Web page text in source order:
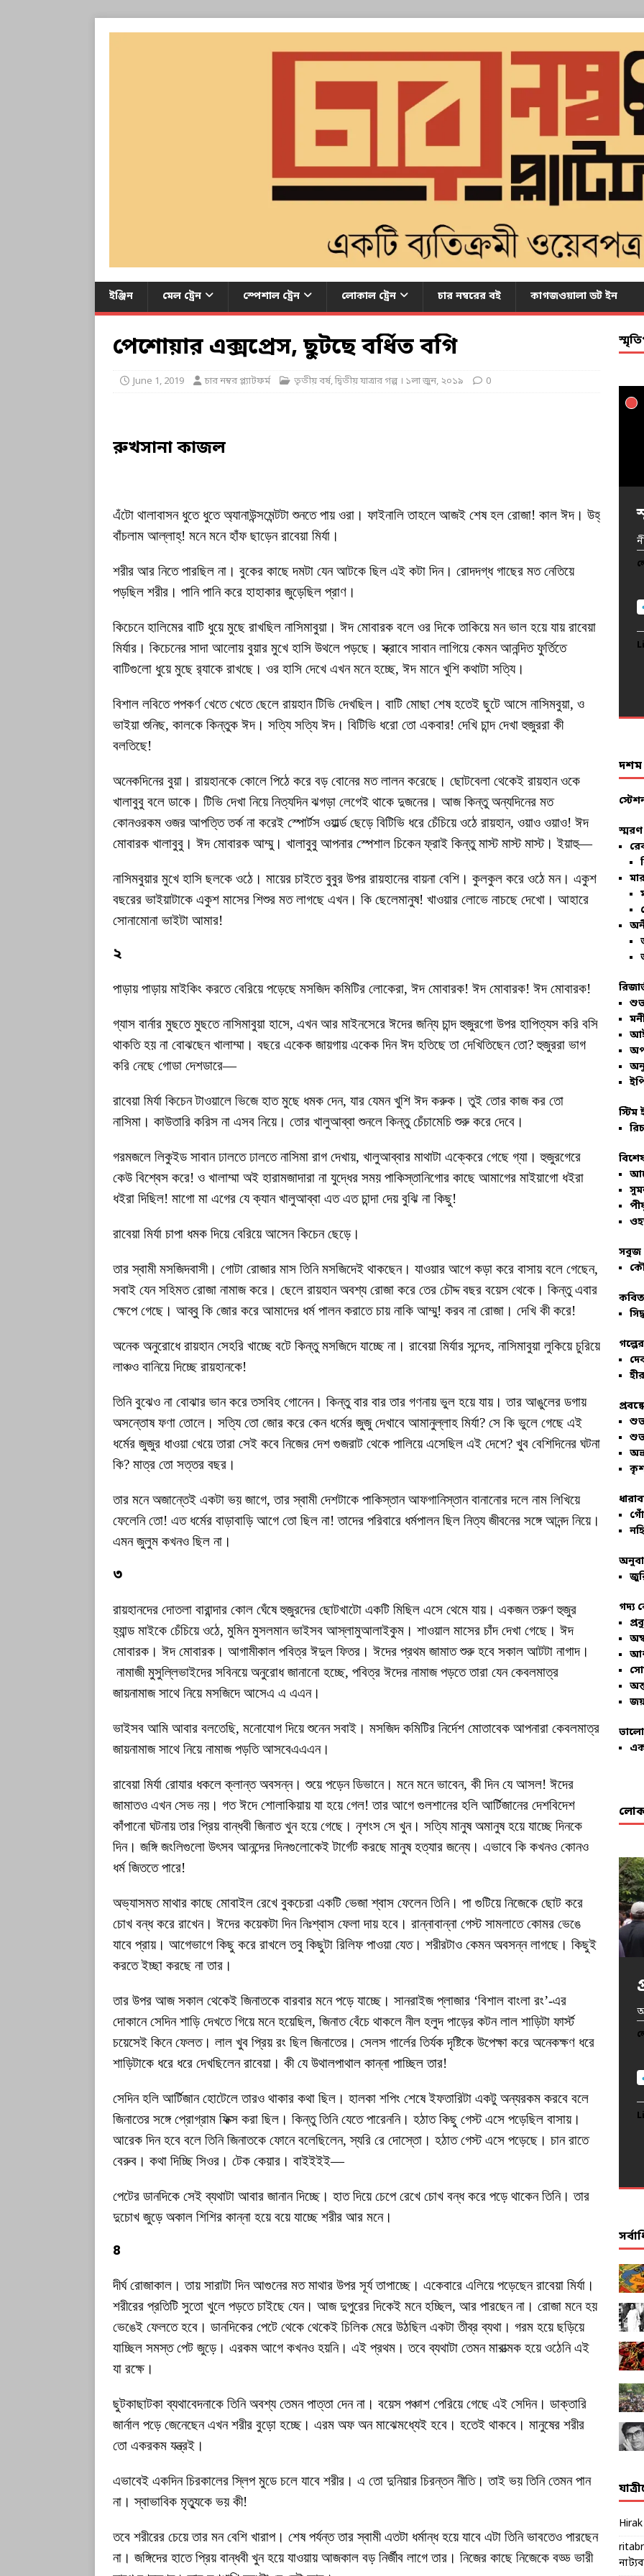
ইঞ্জিন মেল ট্রেন স্পেশাল ট্রেন লোকাল ট্রেন চার নম্বরের বই কাগজওয়ালা ডট ইন
পেশোয়ার এক্সপ্রেস, ছুটছে বর্ধিত বগি
June 1, 2019 চার নম্বর প্ল্যাটফর্ম তৃতীয় বর্ষ, দ্বিতীয় যাত্রার গল্প । ১লা জুন, ২০১৯ 0
রুখসানা কাজল
এঁটো থালাবাসন ধুতে ধুতে অ্যানাউন্সমেন্টটা শুনতে পায় ওরা। ফাইনালি তাহলে আজই শেষ হল রোজা! কাল ঈদ। উহ্‌
বাঁচলাম আল্লাহ্‌! মনে মনে হাঁফ ছাড়েন রাবেয়া মির্যা।
শরীর আর নিতে পারছিল না। বুকের কাছে দমটা যেন আটকে ছিল এই কটা দিন। রোদদগ্ধ গাছের মত নেতিয়ে
পড়ছিল শরীর। পানি পানি করে হাহাকার জুড়েছিল প্রাণ।
কিচেনে হালিমের বাটি ধুয়ে মুছে রাখছিল নাসিমাবুয়া। ঈদ মোবারক বলে ওর দিকে তাকিয়ে মন ভাল হয়ে যায় রাবেয়া
মির্যার। কিচেনের সাদা আলোয় বুয়ার মুখে হাসি উথলে পড়ছে। স্ক্রাবে সাবান লাগিয়ে কেমন আনন্দিত ফুর্তিতে
বাটিগুলো ধুয়ে মুছে র‍্যাকে রাখছে। ওর হাসি দেখে এখন মনে হচ্ছে, ঈদ মানে খুশি কথাটা সত্যি।
বিশাল লবিতে পপকর্ণ খেতে খেতে ছেলে রায়হান টিভি দেখছিল। বাটি মোছা শেষ হতেই ছুটে আসে নাসিমবুয়া, ও
ভাইয়া শুনিছ, কালকে কিন্তুক ঈদ। সত্যি সত্যি ঈদ। বিটিভি ধরো তো একবার! দেখি চান্দ দেখা হুজুররা কী
বলতিছে!
অনেকদিনের বুয়া। রায়হানকে কোলে পিঠে করে বড় বোনের মত লালন করেছে। ছোটবেলা থেকেই রায়হান ওকে
খালাবুবু বলে ডাকে। টিভি দেখা নিয়ে নিত্যদিন ঝগড়া লেগেই থাকে দুজনের। আজ কিন্তু অন্যদিনের মত
কোনওরকম ওজর আপত্তি তর্ক না করেই স্পোর্টস ওয়ার্ল্ড ছেড়ে বিটিভি ধরে চেঁচিয়ে ওঠে রায়হান, ওয়াও ওয়াও! ঈদ
মোবারক খালাবুবু। ঈদ মোবারক আম্মু। খালাবুবু আপনার স্পেশাল চিকেন ফ্রাই কিন্তু মাস্ট মাস্ট মাস্ট। ইয়াহু—
নাসিমবুয়ার মুখে হাসি ছলকে ওঠে। মায়ের চাইতে বুবুর উপর রায়হানের বায়না বেশি। কুলকুল করে ওঠে মন। একুশ
বছরের ভাইয়াটাকে একুশ মাসের শিশুর মত লাগছে এখন। কি ছেলেমানুষ! খাওয়ার লোভে নাচছে দেখো। আহারে
সোনামোনা ভাইটা আমার!
২
পাড়ায় পাড়ায় মাইকিং করতে বেরিয়ে পড়েছে মসজিদ কমিটির লোকেরা, ঈদ মোবারক! ঈদ মোবারক! ঈদ মোবারক!
গ্যাস বার্নার মুছতে মুছতে নাসিমাবুয়া হাসে, এখন আর মাইনসেরে ঈদের জন্যি চান্দ হুজুরগো উপর হাপিত্যস করি বসি
থাকতি হয় না বোঝছেন খালাম্মা। বছরে একেক জায়গায় একেক দিন ঈদ হতিছে তা দেখিতিছেন তো? হুজুররা ভাগ
করি নেছে গোডা দেশডারে—
রাবেয়া মির্যা কিচেন টাওয়ালে ভিজে হাত মুছে ধমক দেন, যার যেমন খুশি ঈদ করুক। তুই তোর কাজ কর তো
নাসিমা। কাউতারি করিস না এসব নিয়ে। তোর খালুআব্বা শুনলে কিন্তু চেঁচামেচি শুরু করে দেবে।
গরমজলে লিকুইড সাবান ঢালতে ঢালতে নাসিমা রাগ দেখায়, খালুআব্বার মাথাটা এক্কেরে গেছে গ্যা। হুজুরগেরে
কেউ বিশ্বেস করে! ও খালাম্মা অই হারামজাদারা না যুদ্ধের সময় পাকিস্তানিগোর কাছে আমাগের মাইয়াগো ধইরা
ধইরা দিছিল! মাগো মা এগের যে ক্যান খালুআব্বা এত এত চান্দা দেয় বুঝি না কিছু!
রাবেয়া মির্যা চাপা ধমক দিয়ে বেরিয়ে আসেন কিচেন ছেড়ে।
তার স্বামী মসজিদবাসী। গোটা রোজার মাস তিনি মসজিদেই থাকছেন। যাওয়ার আগে কড়া করে বাসায় বলে গেছেন,
সবাই যেন সহিমত রোজা নামাজ করে। ছেলে রায়হান অবশ্য রোজা করে তের চৌদ্দ বছর বয়েস থেকে। কিন্তু এবার
ক্ষেপে গেছে। আব্বু কি জোর করে আমাদের ধর্ম পালন করাতে চায় নাকি আম্মু! করব না রোজা। দেখি কী করে!
অনেক অনুরোধে রায়হান সেহরি খাচ্ছে বটে কিন্তু মসজিদে যাচ্ছে না। রাবেয়া মির্যার সন্দেহ, নাসিমাবুয়া লুকিয়ে চুরিয়ে
লাঞ্চও বানিয়ে দিচ্ছে রায়হানকে!
তিনি বুঝেও না বোঝার ভান করে তসবিহ গোনেন। কিন্তু বার বার তার গণনায় ভুল হয়ে যায়। তার আঙুলের ডগায়
অসন্তোষ ফণা তোলে। সত্যি তো জোর করে কেন ধর্মের জুজু দেখাবে আমানুল্লাহ মির্যা? সে কি ভুলে গেছে এই
ধর্মের জুজুর ধাওয়া খেয়ে তারা সেই কবে নিজের দেশ গুজরাট থেকে পালিয়ে এসেছিল এই দেশে? খুব বেশিদিনের ঘটনা
কি? মাত্র তো সত্তর বছর।
তার মনে অজান্তেই একটা ভয় জাগে, তার স্বামী দেশটাকে পাকিস্তান আফগানিস্তান বানানোর দলে নাম লিখিয়ে
ফেলেনি তো! এত ধর্মের বাড়াবাড়ি আগে তো ছিল না! তাদের পরিবারে ধর্মপালন ছিল নিত্য জীবনের সঙ্গে আনন্দ নিয়ে।
এমন জুলুম কখনও ছিল না।
৩
রায়হানদের দোতলা বারান্দার কোল ঘেঁষে হুজুরদের ছোটখাটো একটি মিছিল এসে থেমে যায়। একজন তরুণ হুজুর
হ্যান্ড মাইকে চেঁচিয়ে ওঠে, মুমিন মুসলমান ভাইসব আস্লামুআলাইকুম। শাওয়াল মাসের চাঁদ দেখা গেছে। ঈদ
মোবারক। ঈদ মোবারক। আগামীকাল পবিত্র ঈদুল ফিতর। ঈদের প্রথম জামাত শুরু হবে সকাল আটটা নাগাদ।
নামাজী মুসুল্লিভাইদের সবিনয়ে অনুরোধ জানানো হচ্ছে, পবিত্র ঈদের নামাজ পড়তে তারা যেন কেবলমাত্র
জায়নামাজ সাথে নিয়ে মসজিদে আসেএ এ এএন।
ভাইসব আমি আবার বলতেছি, মনোযোগ দিয়ে শুনেন সবাই। মসজিদ কমিটির নির্দেশ মোতাবেক আপনারা কেবলমাত্র
জায়নামাজ সাথে নিয়ে নামাজ পড়তি আসবেএএএন।
রাবেয়া মির্যা রোযার ধকলে ক্লান্ত অবসন্ন। শুয়ে পড়েন ডিভানে। মনে মনে ভাবেন, কী দিন যে আসল! ঈদের
জামাতও এখন সেভ নয়। গত ঈদে শোলাকিয়ায় যা হয়ে গেল! তার আগে গুলশানের হলি আর্টিজানের দেশবিদেশ
কাঁপানো ঘটনায় তার প্রিয় বান্ধবী জিনাত খুন হয়ে গেছে। নৃশংস সে খুন। সত্যি মানুষ অমানুষ হয়ে যাচ্ছে দিনকে
দিন। জঙ্গি জংলিগুলো উৎসব আনন্দের দিনগুলোকেই টার্গেট করছে মানুষ হত্যার জন্যে। এভাবে কি কখনও কোনও
ধর্ম জিততে পারে!
অভ্যাসমত মাথার কাছে মোবাইল রেখে বুকচেরা একটি ভেজা শ্বাস ফেলেন তিনি। পা গুটিয়ে নিজেকে ছোট করে
চোখ বন্ধ করে রাখেন। ঈদের কয়েকটা দিন নিঃশ্বাস ফেলা দায় হবে। রান্নাবান্না গেস্ট সামলাতে কোমর ভেঙে
যাবে প্রায়। আগেভাগে কিছু করে রাখলে তবু কিছুটা রিলিফ পাওয়া যেত। শরীরটাও কেমন অবসন্ন লাগছে। কিছুই
করতে ইচ্ছা করছে না তার।
তার উপর আজ সকাল থেকেই জিনাতকে বারবার মনে পড়ে যাচ্ছে। সানরাইজ প্লাজার ‘বিশাল বাংলা রং’-এর
দোকানে সেদিন শাড়ি দেখতে গিয়ে মনে হয়েছিল, জিনাত বেঁচে থাকলে নীল হলুদ পাড়ের কটন লাল শাড়িটা ফার্স্ট
চয়েসেই কিনে ফেলত। লাল খুব প্রিয় রং ছিল জিনাতের। সেলস গার্লের তির্যক দৃষ্টিকে উপেক্ষা করে অনেকক্ষণ ধরে
শাড়িটাকে ধরে ধরে দেখছিলেন রাবেয়া। কী যে উথালপাথাল কান্না পাচ্ছিল তার!
সেদিন হলি আর্টিজান হোটেলে তারও থাকার কথা ছিল। হালকা শপিং শেষে ইফতারিটা একটু অন্যরকম করবে বলে
জিনাতের সঙ্গে প্রোগ্রাম ফিক্স করা ছিল। কিন্তু তিনি যেতে পারেননি। হঠাত কিছু গেস্ট এসে পড়েছিল বাসায়।
আরেক দিন হবে বলে তিনি জিনাতকে ফোনে বলেছিলেন, স্যরি রে দোস্তো। হঠাত গেস্ট এসে পড়েছে। চান রাতে
বেরুব। কথা দিচ্ছি সিওর। টেক কেয়ার। বাইইইই—
পেটের ডানদিকে সেই ব্যথাটা আবার জানান দিচ্ছে। হাত দিয়ে চেপে রেখে চোখ বন্ধ করে পড়ে থাকেন তিনি। তার
দুচোখ জুড়ে অকাল শিশির কান্না হয়ে বয়ে যাচ্ছে শরীর আর মনে।
৪
দীর্ঘ রোজাকাল। তায় সারাটা দিন আগুনের মত মাথার উপর সূর্য তাপাচ্ছে। একেবারে এলিয়ে পড়েছেন রাবেয়া মির্যা।
শরীরের প্রতিটি সুতো খুলে পড়তে চাইছে যেন। আজ দুপুরের দিকেই মনে হচ্ছিল, আর পারছেন না। রোজা মনে হয়
ভেঙেই ফেলতে হবে। ডানদিকের পেটে থেকে থেকেই চিলিক মেরে উঠছিল একটা তীব্র ব্যথা। গরম হয়ে ছড়িয়ে
যাচ্ছিল সমস্ত পেট জুড়ে। এরকম আগে কখনও হয়নি। এই প্রথম। তবে ব্যথাটা তেমন মারাত্মক হয়ে ওঠেনি এই
যা রক্ষে।
ছুটকাছাটকা ব্যথাবেদনাকে তিনি অবশ্য তেমন পাত্তা দেন না। বয়েস পঞ্চাশ পেরিয়ে গেছে এই সেদিন। ডাক্তারি
জার্নাল পড়ে জেনেছেন এখন শরীর বুড়ো হচ্ছে। এরম অফ অন মাঝেমধ্যেই হবে। হতেই থাকবে। মানুষের শরীর
তো একরকম যন্ত্রই।
এভাবেই একদিন চিরকালের স্লিপ মুডে চলে যাবে শরীর। এ তো দুনিয়ার চিরন্তন নীতি। তাই ভয় তিনি তেমন পান
না। স্বাভাবিক মৃত্যুকে ভয় কী!
তবে শরীরের চেয়ে তার মন বেশি খারাপ। শেষ পর্যন্ত তার স্বামী এতটা ধর্মান্ধ হয়ে যাবে এটা তিনি ভাবতেও পারছেন
না। জঙ্গিদের হাতে প্রিয় বান্ধবী খুন হয়ে যাওয়ায় আজকাল বড় নির্জীব লাগে তার। নিজের কাছে নিজেকে বড্ড ভারী
দশম
স্মরণ
স্টিম
সবুজ
গদ্য